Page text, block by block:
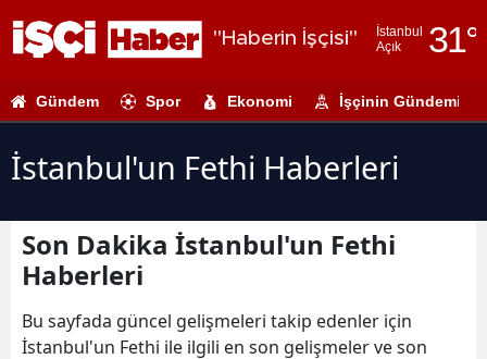
"Haberin İşçisi"
İstanbul
Açık
31°
Adıyaman
Antalya
Gündem Spor Ekonomi İşçinin Gündemi
İstanbul'un Fethi Haberleri
Son Dakika İstanbul'un Fethi
Haberleri
Bu sayfada güncel gelişmeleri takip edenler için
İstanbul'un Fethi ile ilgili en son gelişmeler ve son